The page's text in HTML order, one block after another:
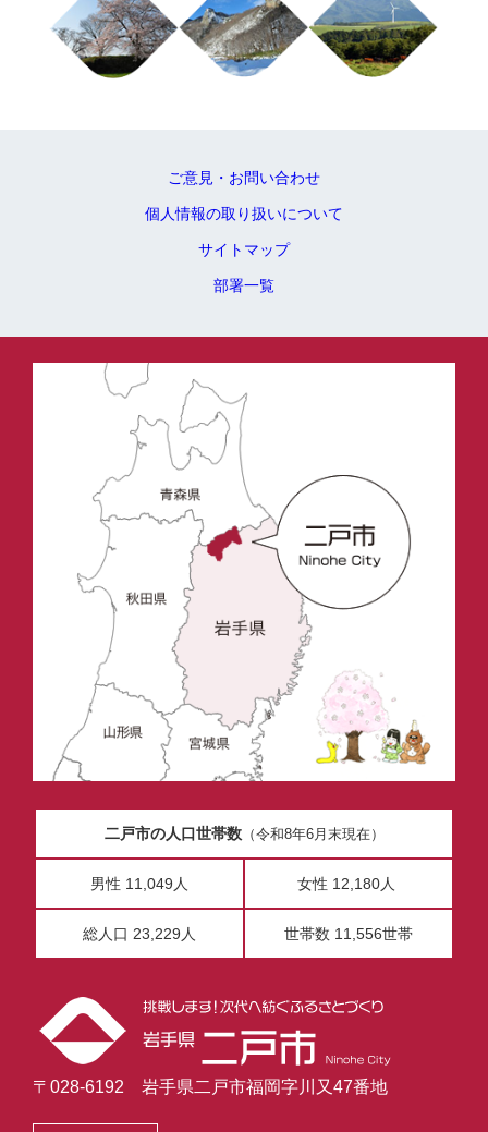
ご意見・お問い合わせ
個人情報の取り扱いについて
サイトマップ
部署一覧
二戸市の人口世帯数（令和8年6月末現在）
男性 11,049人 女性 12,180人
総人口 23,229人 世帯数 11,556世帯
〒028-6192 岩手県二戸市福岡字川又47番地